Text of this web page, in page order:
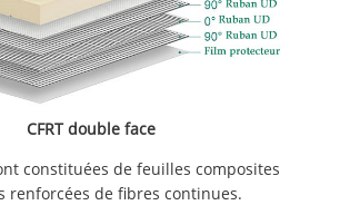
CFRT double face
constituées de feuilles composites
renforcées de fibres continues.